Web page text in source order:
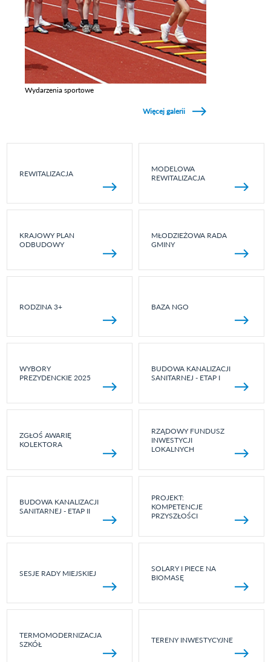
Wydarzenia sportowe
Więcej galerii
REWITALIZACJA
MODELOWA
REWITALIZACJA
KRAJOWY PLAN
ODBUDOWY
MŁODZIEŻOWA RADA
GMINY
RODZINA 3+ BAZA NGO
WYBORY
PREZYDENCKIE 2025
BUDOWA KANALIZACJI
SANITARNEJ - ETAP I
ZGŁOŚ AWARIĘ
KOLEKTORA
RZĄDOWY FUNDUSZ
INWESTYCJI
LOKALNYCH
BUDOWA KANALIZACJI
SANITARNEJ - ETAP II
PROJEKT:
KOMPETENCJE
PRZYSZŁOŚCI
SESJE RADY MIEJSKIEJ
SOLARY I PIECE NA
BIOMASĘ
TERMOMODERNIZACJA
SZKÓŁ
TERENY INWESTYCYJNE